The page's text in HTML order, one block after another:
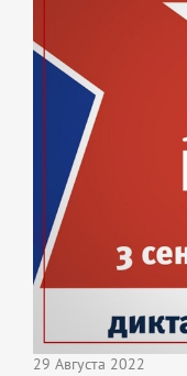
29 Августа 2022